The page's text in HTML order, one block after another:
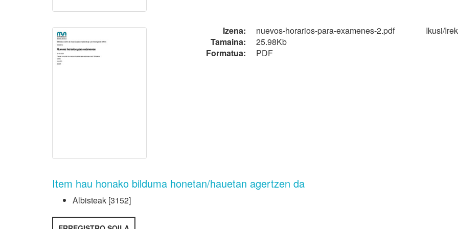
Izena:
nuevos-horarios-para-examenes-2.pdf
Tamaina:
25.98Kb
Formatua:
PDF
Ikusi/
Item hau honako bilduma honetan/hauetan agertzen da
Albisteak [3152]